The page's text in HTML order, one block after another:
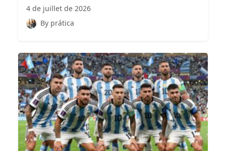
4 de juillet de 2026
By prática